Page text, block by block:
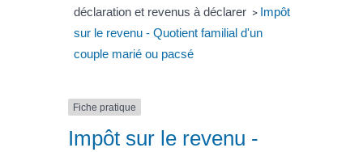
déclaration et revenus à déclarer > Impôt
sur le revenu - Quotient familial d'un
couple marié ou pacsé
Fiche pratique
Impôt sur le revenu -